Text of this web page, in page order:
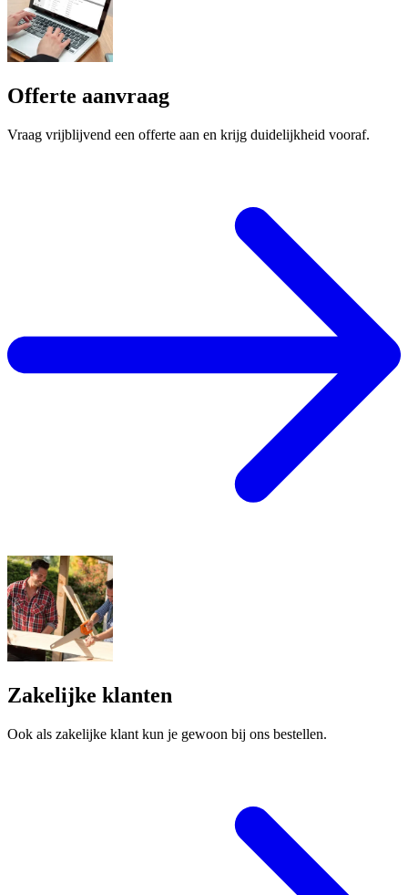
Offerte aanvraag
Vraag vrijblijvend een offerte aan en krijg duidelijkheid vooraf.
Zakelijke klanten
Ook als zakelijke klant kun je gewoon bij ons bestellen.